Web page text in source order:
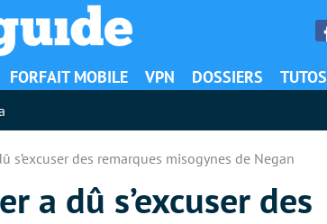
FORFAIT MOBILE VPN DOSSIERS TUTOS
des remarques misogynes de Negan
a dû s’excuser des